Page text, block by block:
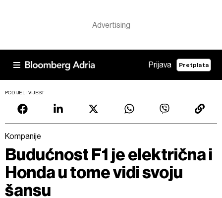
Prijava Pretplata
PODIJELI VIJEST
Kompanije
Budućnost F1 je električna i
Honda u tome vidi svoju
šansu